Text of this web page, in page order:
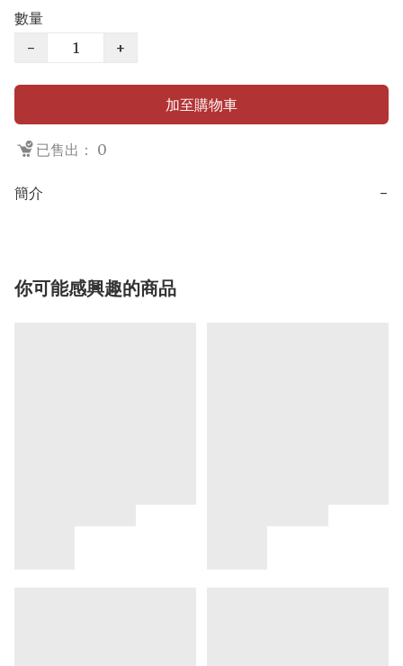
數量
−
+
加至購物車
已售出： 0
簡介 −
你可能感興趣的商品